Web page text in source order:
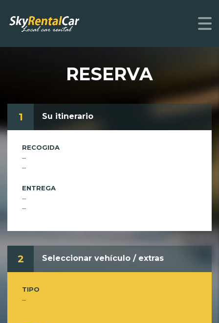
RESERVA
1 Su itinerario
RECOGIDA
--
--
ENTREGA
--
--
2 Seleccionar vehículo / extras
TIPO
--